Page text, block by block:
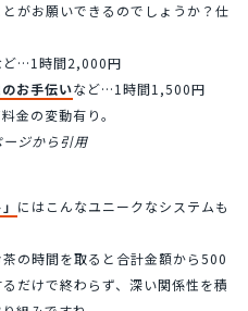
がお願いできるのでしょうか？仕
ど…1時間2,000円
お手伝いなど…1時間1,500円
金の変動有り。
ージから引用
にはこんなユニークなシステムも
の時間を取ると合計金額から500
だけで終わらず、深い関係性を積